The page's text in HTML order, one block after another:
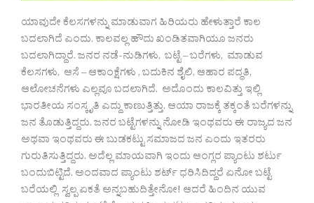
ಯಾವುದೇ ಕೆಲಸಗಳನ್ನು ಮಾಡುವಾಗ ಹಿರಿಯರು ಹೇಳುತ್ತಾರೆ ಕಾಲ
ಬದಲಾಗಿದೆ ಎಂದು. ಕಾಲವಲ್ಲ ಹೌದು ಖಂಡಿತವಾಗಿಯೂ ಜನರು
ಬದಲಾಗಿದ್ದಾರೆ. ಜನರ ನಡೆ-ನುಡಿಗಳು, ಬಟ್ಟೆ – ಬರೆಗಳು, ಮಾಡುವ
ಕೆಲಸಗಳು, ಆಸೆ – ಆಕಾಂಕ್ಷೆಗಳು , ಬದುಕಿನ ಶೈಲಿ, ಆಹಾರ ಪದ್ಧತಿ,
ಆಲೋಚನೆಗಳು ಎಲ್ಲವೂ ಬದಲಾಗಿದೆ. ಅದೊಂದು ಕಾಲವಿತ್ತು ಇಲ್ಲಿ
ಭಾರತೀಯ ಸಂಸ್ಕೃತಿ ಎದ್ದು ಕಾಣುತ್ತಿತ್ತು. ಆಯಾ ರಾಜಕ್ಕೆ ತಕ್ಕಂತೆ ಬರೆಗಳನ್ನು
ಜನ ತೊಡುತ್ತಿದ್ದರು. ಜನರ ಬಟ್ಟೆಗಳನ್ನು ನೋಡಿ ಇಂಥವರು ಈ ರಾಜ್ಯದ ಜನ
ಅಥವಾ ಇಂಥವರು ಈ ಬುಡಕಟ್ಟು ಸಮಾಜದ ಜನ ಎಂದು ಇತರರು
ಗುರುತಿಸುತ್ತಿದ್ದರು. ಅದೆಲ್ಲ ಮಾಯವಾಗಿ ಇಂದು ಆಂಗ್ಲರ ಪ್ಯಾಂಟು ಶರ್ಟು
ಬಂದುಬಿಟ್ಟಿದೆ. ಅಂದವಾದ ಪ್ಯಾಂಟು ಶರ್ಟ್ ಧರಿಸಿದಿದ್ದರೆ ಏನೋ ಬಟ್ಟೆ
ಬರೆಯಲ್ಲಿ ಸ್ವಲ್ಪ ಏಕತೆ ಅನ್ನಬಹುದಿತ್ತೇನೋ! ಆದರೆ ಹಿಂದಿನ ಯುವ